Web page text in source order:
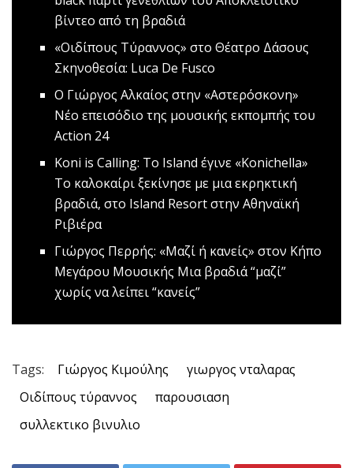
βίντεο από τη βραδιά
«Οιδίπους Τύραννος» στο Θέατρο Δάσους
Σκηνοθεσία: Luca De Fusco
O Γιώργος Αλκαίος στην «Αστερόσκονη»
Nέο επεισόδιο της μουσικής εκπομπής του
Action 24
Koni is Calling: Το Island έγινε «Konichella»
Το καλοκαίρι ξεκίνησε με μια εκρηκτική
βραδιά, στο Island Resort στην Αθηναϊκή
Ριβιέρα
Γιώργος Περρής: «Μαζί ή κανείς» στον Κήπο
Μεγάρου Μουσικής Μια βραδιά “μαζί”
χωρίς να λείπει “κανείς”
Tags: Γιώργος Κιμούλης
γιωργος νταλαρας
Οιδίπους τύραννος
παρουσιαση
συλλεκτικο βινυλιο